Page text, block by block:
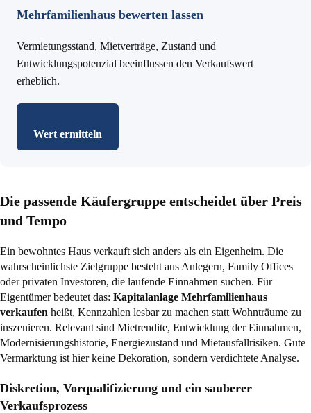
Mehrfamilienhaus bewerten lassen
Vermietungsstand, Mietverträge, Zustand und
Entwicklungspotenzial beeinflussen den Verkaufswert
erheblich.
Wert ermitteln
Die passende Käufergruppe entscheidet über Preis
und Tempo
Ein bewohntes Haus verkauft sich anders als ein Eigenheim. Die
wahrscheinlichste Zielgruppe besteht aus Anlegern, Family Offices
oder privaten Investoren, die laufende Einnahmen suchen. Für
Eigentümer bedeutet das: Kapitalanlage Mehrfamilienhaus
verkaufen heißt, Kennzahlen lesbar zu machen statt Wohnträume zu
inszenieren. Relevant sind Mietrendite, Entwicklung der Einnahmen,
Modernisierungshistorie, Energiezustand und Mietausfallrisiken. Gute
Vermarktung ist hier keine Dekoration, sondern verdichtete Analyse.
Diskretion, Vorqualifizierung und ein sauberer
Verkaufsprozess